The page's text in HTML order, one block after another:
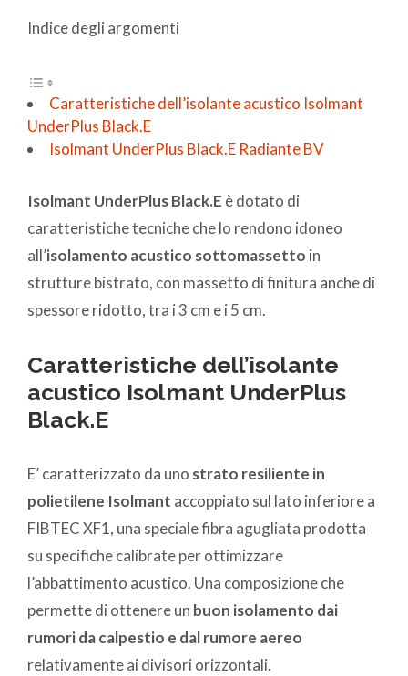
Indice degli argomenti
Caratteristiche dell’isolante acustico Isolmant
UnderPlus Black.E
Isolmant UnderPlus Black.E Radiante BV
Isolmant UnderPlus Black.E è dotato di
caratteristiche tecniche che lo rendono idoneo
all’isolamento acustico sottomassetto in
strutture bistrato, con massetto di finitura anche di
spessore ridotto, tra i 3 cm e i 5 cm.
Caratteristiche dell’isolante
acustico Isolmant UnderPlus
Black.E
E’ caratterizzato da uno strato resiliente in
polietilene Isolmant accoppiato sul lato inferiore a
FIBTEC XF1, una speciale fibra agugliata prodotta
su specifiche calibrate per ottimizzare
l’abbattimento acustico. Una composizione che
permette di ottenere un buon isolamento dai
rumori da calpestio e dal rumore aereo
relativamente ai divisori orizzontali.